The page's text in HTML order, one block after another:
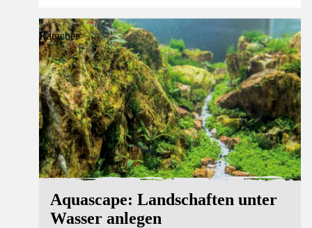
Ratgeber
Aquascape: Landschaften unter
Wasser anlegen